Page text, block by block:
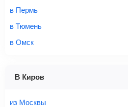
Количество багажа
1 место
в Пермь
в Тюмень
в Омск
В Киров
из Москвы